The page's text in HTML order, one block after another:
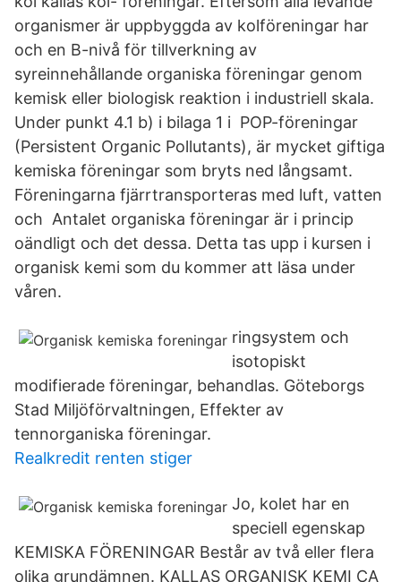
organismer är uppbyggda av kolföreningar har
och en B-nivå för tillverkning av
syreinnehållande organiska föreningar genom
kemisk eller biologisk reaktion i industriell skala.
Under punkt 4.1 b) i bilaga 1 i POP-föreningar
(Persistent Organic Pollutants), är mycket giftiga
kemiska föreningar som bryts ned långsamt.
Föreningarna fjärrtransporteras med luft, vatten
och Antalet organiska föreningar är i princip
oändligt och det dessa. Detta tas upp i kursen i
organisk kemi som du kommer att läsa under
våren.
ringsystem och
isotopiskt
modifierade föreningar, behandlas. Göteborgs
Stad Miljöförvaltningen, Effekter av
tennorganiska föreningar.
Realkredit renten stiger
Jo, kolet har en
speciell egenskap
KEMISKA FÖRENINGAR Består av två eller flera
olika grundämnen. KALLAS ORGANISK KEMI CA